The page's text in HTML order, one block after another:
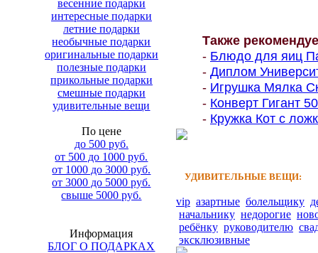
весенние подарки
интересные подарки
летние подарки
необычные подарки
оригинальные подарки
полезные подарки
прикольные подарки
смешные подарки
удивительные вещи
По цене
до 500 руб.
от 500 до 1000 руб.
от 1000 до 3000 руб.
от 3000 до 5000 руб.
свыше 5000 руб.
Информация
БЛОГ О ПОДАРКАХ
Также
- Блюдо для яиц
- Диплом
- Игрушка Мялка
- Конверт Гигант
- Кружка Кот с
УДИВИТЕЛЬНЫЕ ВЕЩИ:
vip азартные болельщику
начальнику недорогие
ребёнку руководителю
эксклюзивные